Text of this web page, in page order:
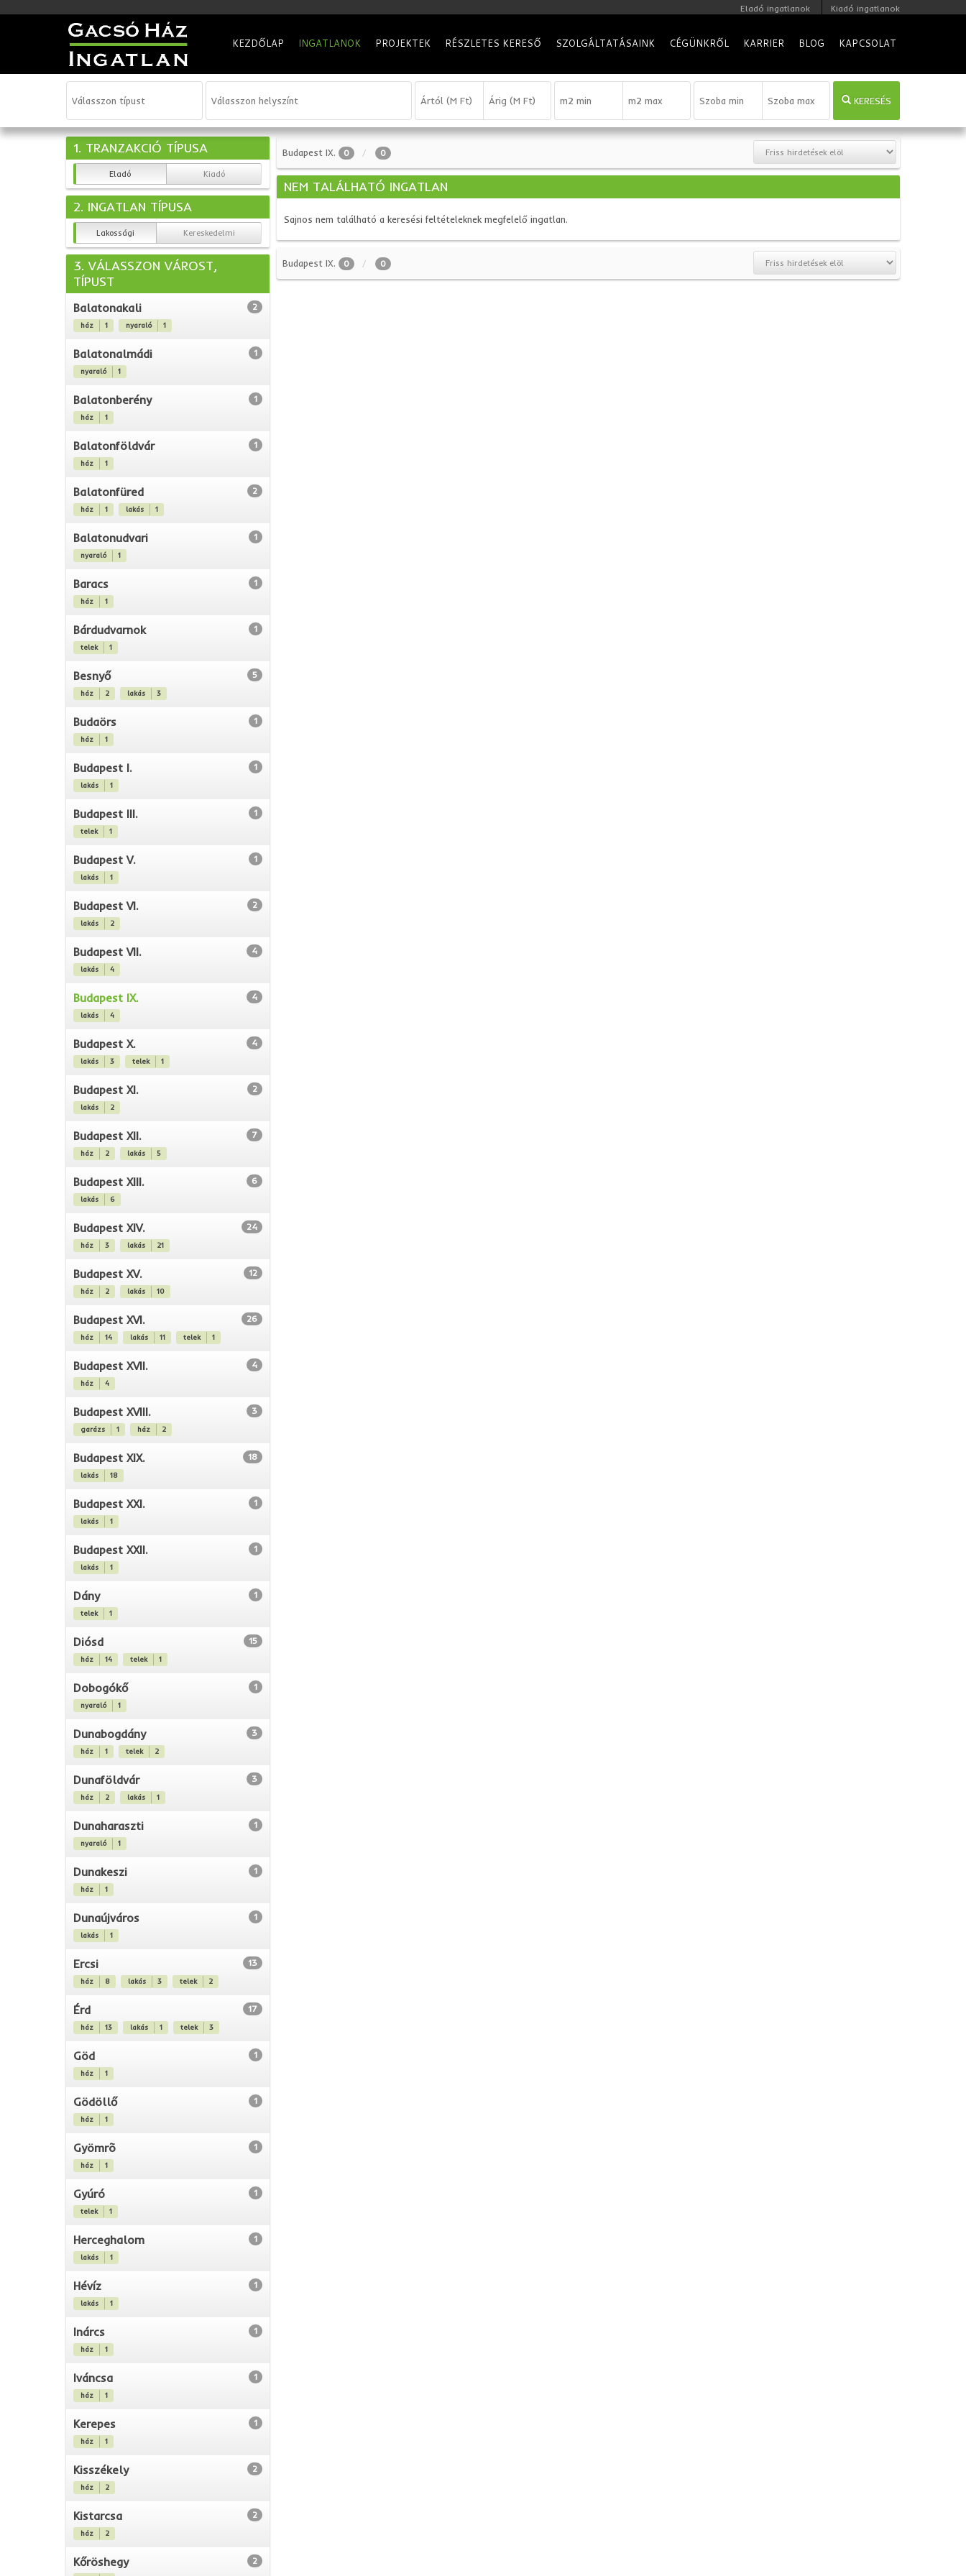
Eladó ingatlanok Kiadó ingatlanok
KEZDŐLAP INGATLANOK PROJEKTEK RÉSZLETES KERESŐ SZOLGÁLTATÁSAINK CÉGÜNKRŐL KARRIER BLOG KAPCSOLAT
KERESÉS
1. TRANZAKCIÓ TÍPUSA
Eladó Kiadó
2. INGATLAN TÍPUSA
Lakossági Kereskedelmi
3. VÁLASSZON VÁROST,
TÍPUST
Balatonakali 2
ház 1 nyaraló 1
Balatonalmádi 1
nyaraló 1
Balatonberény 1
ház 1
Balatonföldvár 1
ház 1
Balatonfüred 2
ház 1 lakás 1
Balatonudvari 1
nyaraló 1
Baracs 1
ház 1
Bárdudvarnok 1
telek 1
Besnyő 5
ház 2 lakás 3
Budaörs 1
ház 1
Budapest I. 1
lakás 1
Budapest III. 1
telek 1
Budapest V. 1
lakás 1
Budapest VI. 2
lakás 2
Budapest VII. 4
lakás 4
Budapest IX. 4
lakás 4
Budapest X. 4
lakás 3 telek 1
Budapest XI. 2
lakás 2
Budapest XII. 7
ház 2 lakás 5
Budapest XIII. 6
lakás 6
Budapest XIV. 24
ház 3 lakás 21
Budapest XV. 12
ház 2 lakás 10
Budapest XVI. 26
ház 14 lakás 11 telek 1
Budapest XVII. 4
ház 4
Budapest XVIII. 3
garázs 1 ház 2
Budapest XIX. 18
lakás 18
Budapest XXI. 1
lakás 1
Budapest XXII. 1
lakás 1
Dány 1
telek 1
Diósd 15
ház 14 telek 1
Dobogókő 1
nyaraló 1
Dunabogdány 3
ház 1 telek 2
Dunaföldvár 3
ház 2 lakás 1
Dunaharaszti 1
nyaraló 1
Dunakeszi 1
ház 1
Dunaújváros 1
lakás 1
Ercsi 13
ház 8 lakás 3 telek 2
Érd 17
ház 13 lakás 1 telek 3
Göd 1
ház 1
Gödöllő 1
ház 1
Gyömrõ 1
ház 1
Gyúró 1
telek 1
Herceghalom 1
lakás 1
Hévíz 1
lakás 1
Inárcs 1
ház 1
Iváncsa 1
ház 1
Kerepes 1
ház 1
Kisszékely 2
ház 2
Kistarcsa 2
ház 2
Kőröshegy 2
Budapest IX. 0 0
NEM TALÁLHATÓ INGATLAN
Sajnos nem található a keresési feltételeknek megfelelő ingatlan.
Budapest IX. 0 0